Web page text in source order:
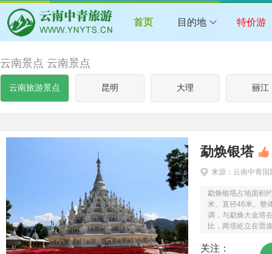
首页 目的地 特价游
云南景点 云南景点
云南旅游景点 昆明 大理 丽江
勐焕银塔
来源：云南中青
勐焕银塔占地面积
米、直径46米。整
调，与勐焕大金塔
比，两塔屹立在雷
景区由吉缘林、银
关注：